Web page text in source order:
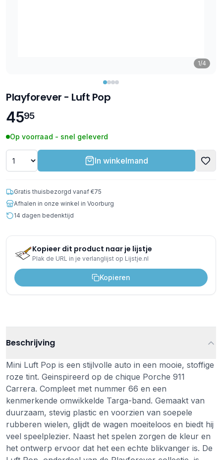
1/4
Playforever - Luft Pop
4595
Op voorraad - snel geleverd
In winkelmand
Gratis thuisbezorgd vanaf €75
Afhalen in onze winkel in Voorburg
14 dagen bedenktijd
Kopieer dit product naar je lijstje
Plak de URL in je verlanglijst op Lijstje.nl
Kopieren
Beschrijving
Mini Luft Pop is een stijlvolle auto in een mooie, stoffige
roze tint. Geinspireerd op de chique Porche 911
Carrera. Compleet met nummer 66 en een
kenmerkende omwikkelde Targa-band. Gemaakt van
duurzaam, stevig plastic en voorzien van soepele
rubberen wielen, glijdt de wagen moeiteloos en biedt hij
veel speelplezier. Naast het spelen zorgen de kleur en
het ontwerp ervoor dat het een echte blikvanger is. De